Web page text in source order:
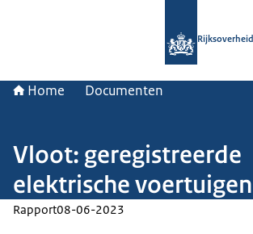
Rijksoverheid
Home Documenten
Vloot: geregistreerde
elektrische voertuigen
Rapport08-06-2023